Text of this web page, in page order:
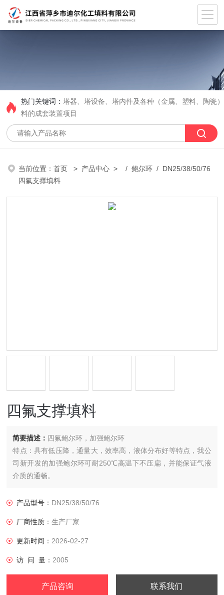
热门关键词：塔器、塔设备、塔内件及各种（金属、塑料、陶瓷
料的成套装置项目
当前位置：首页 > 产品中心 > /鲍尔环 / DN25/38/50/76
四氟支撑填料
四氟支撑填料
简要描述： 四氟鲍尔环，加强鲍尔环
特点：具有低压降，通量大，效率高，液体分布好等特点，我公
司新开发的加强鲍尔环可耐250℃高温下不压扁，并能保证气液
介质的通畅。
产品型号： DN25/38/50/76
厂商性质：生产厂家
更新时间： 2026-02-27
访 问 量： 2005
产品咨询 联系我们